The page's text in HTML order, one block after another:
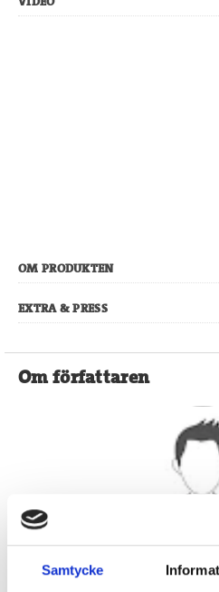
Samtycke
OM PRODUKTEN
EXTRA & PRESS
Om författaren
Benjamin Harper
Benjamin Harper har varit